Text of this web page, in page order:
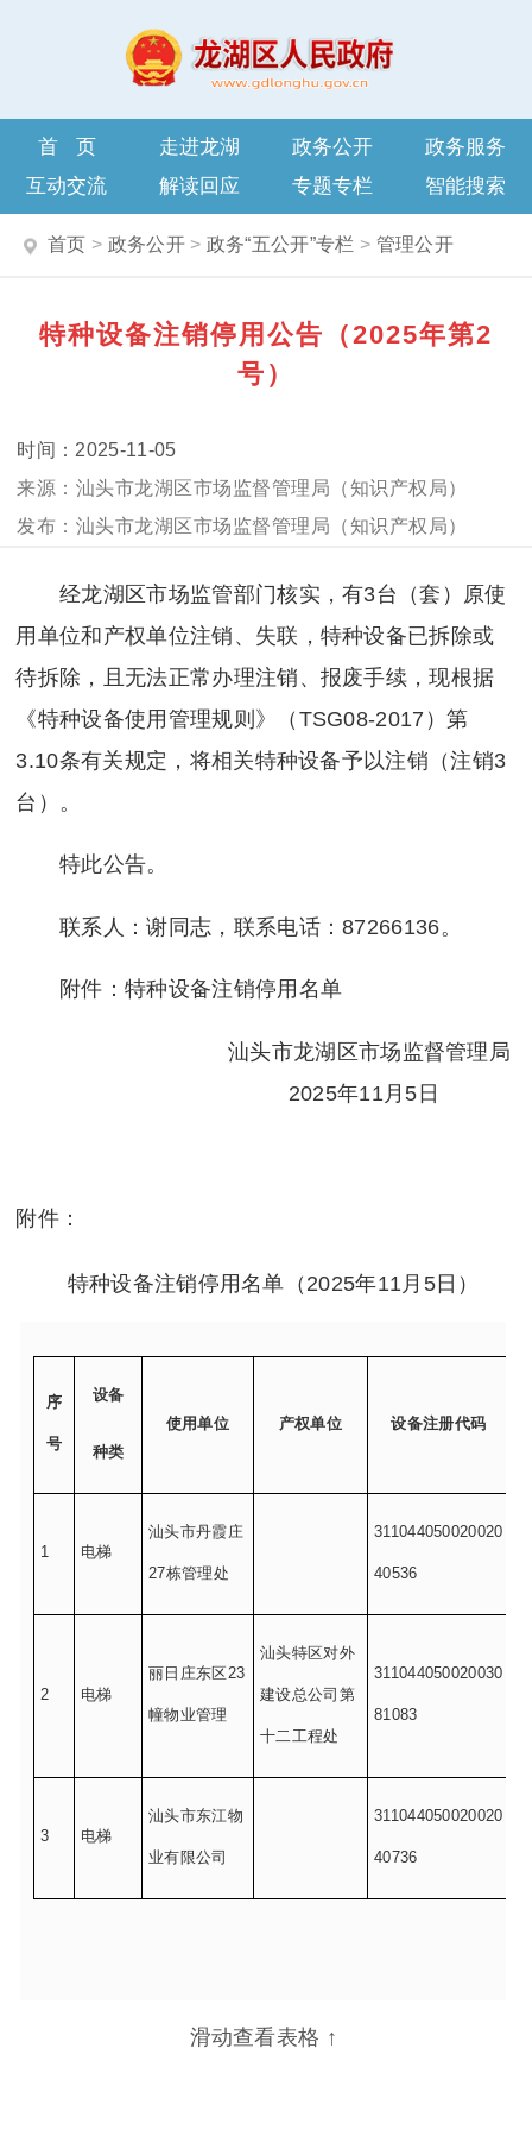
首页 走进龙湖 政务公开
政务服务
互动交流
解读回应 专题专栏 智能搜索
首页 > 政务公开> 政务“五公开”专栏 > 管理公开
特种设备注销停用公告（2025年第2
号）
2025-11-05
汕头市龙湖区市场监督管理局（知识产权局）
汕头市龙湖区市场监督管理局（知识产权局）
经龙湖区市场监管部门核实，有3台（套）原使
用单位和产权单位注销、失联，特种设备已拆除或
待拆除，且无法正常办理注销、报废手续，现根据
《特种设备使用管理规则》（TSG08-2017）第
3.10条有关规定，将相关特种设备予以注销（注销3
台）。
特此公告。
联系人：谢同志，联系电话：87266136。
附件：特种设备注销停用名单
汕头市龙湖区市场监督管理局
2025年11月5日
附件：
特种设备注销停用名单（2025年11月5日）
滑动查看表格 ↑